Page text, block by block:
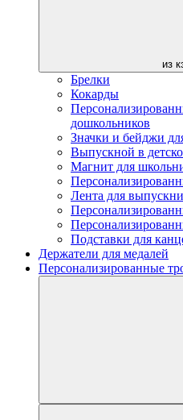
из
Брелки
Кокарды
дошкольников
Значки и бейджи
Выпускной в
Магнит для
Лента для
Подставки для
Держатели для медалей
Персонализированные